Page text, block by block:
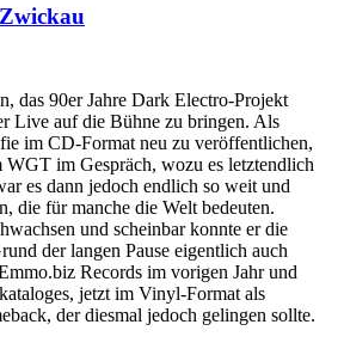
das 90er Jahre Dark Electro-Projekt
Live auf die Bühne zu bringen. Als
im CD-Format neu zu veröffentlichen,
im Gespräch, wozu es letztendlich
es dann jedoch endlich so weit und
die für manche die Welt bedeuten.
und scheinbar konnte er die
der langen Pause eigentlich auch
Records im vorigen Jahr und
jetzt im Vinyl-Format als
der diesmal jedoch gelingen sollte.